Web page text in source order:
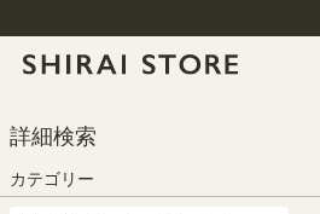
詳細検索
カテゴリー
HOME カテゴリー
フリーラック 幅59cm 高さ90cm ダークオー
オ TNL-9059DK